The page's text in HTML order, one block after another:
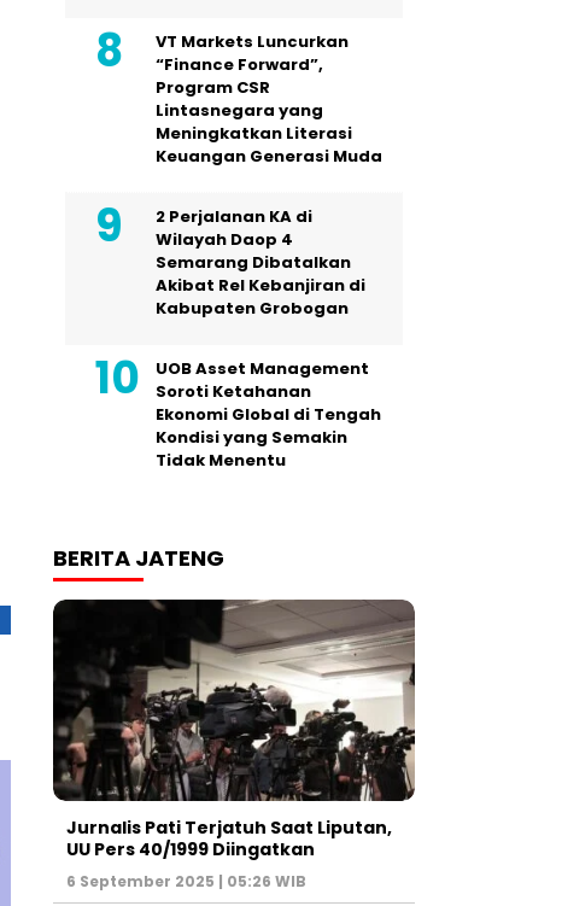
VT Markets Luncurkan
“Finance Forward”,
Program CSR
Lintasnegara yang
Meningkatkan Literasi
Keuangan Generasi Muda
2 Perjalanan KA di
Wilayah Daop 4
Semarang Dibatalkan
Akibat Rel Kebanjiran di
Kabupaten Grobogan
UOB Asset Management
Soroti Ketahanan
Ekonomi Global di Tengah
Kondisi yang Semakin
Tidak Menentu
BERITA JATENG
Jurnalis Pati Terjatuh Saat Liputan,
UU Pers 40/1999 Diingatkan
6 September 2025 | 05:26 WIB